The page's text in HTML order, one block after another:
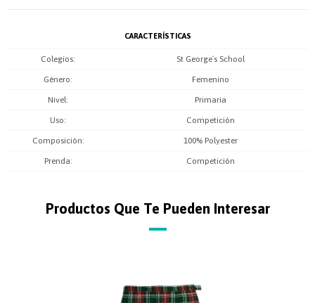
CARACTERÍSTICAS
Colegios St George´s School
Género Femenino
Nivel Primaria
Uso Competición
Composición 100% Polyester
Prenda Competición
Productos Que Te Pueden Interesar